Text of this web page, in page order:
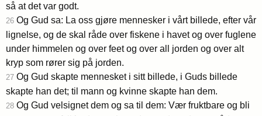
så at det var godt.
26 Og Gud sa: La oss gjøre mennesker i vårt billede, efter vår
lignelse, og de skal råde over fiskene i havet og over fuglene
under himmelen og over feet og over all jorden og over alt
kryp som rører sig på jorden.
27 Og Gud skapte mennesket i sitt billede, i Guds billede
skapte han det; til mann og kvinne skapte han dem.
28 Og Gud velsignet dem og sa til dem: Vær fruktbare og bli